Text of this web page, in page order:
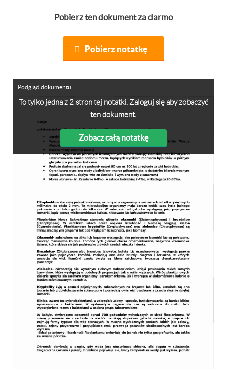
Pobierz ten dokument za darmo
Pobierz notatkę
To tylko jedna z 2 stron tej notatki. Zaloguj się aby zobaczyć
ten dokument.
Zobacz całą notatkę
Podgląd dokumentu